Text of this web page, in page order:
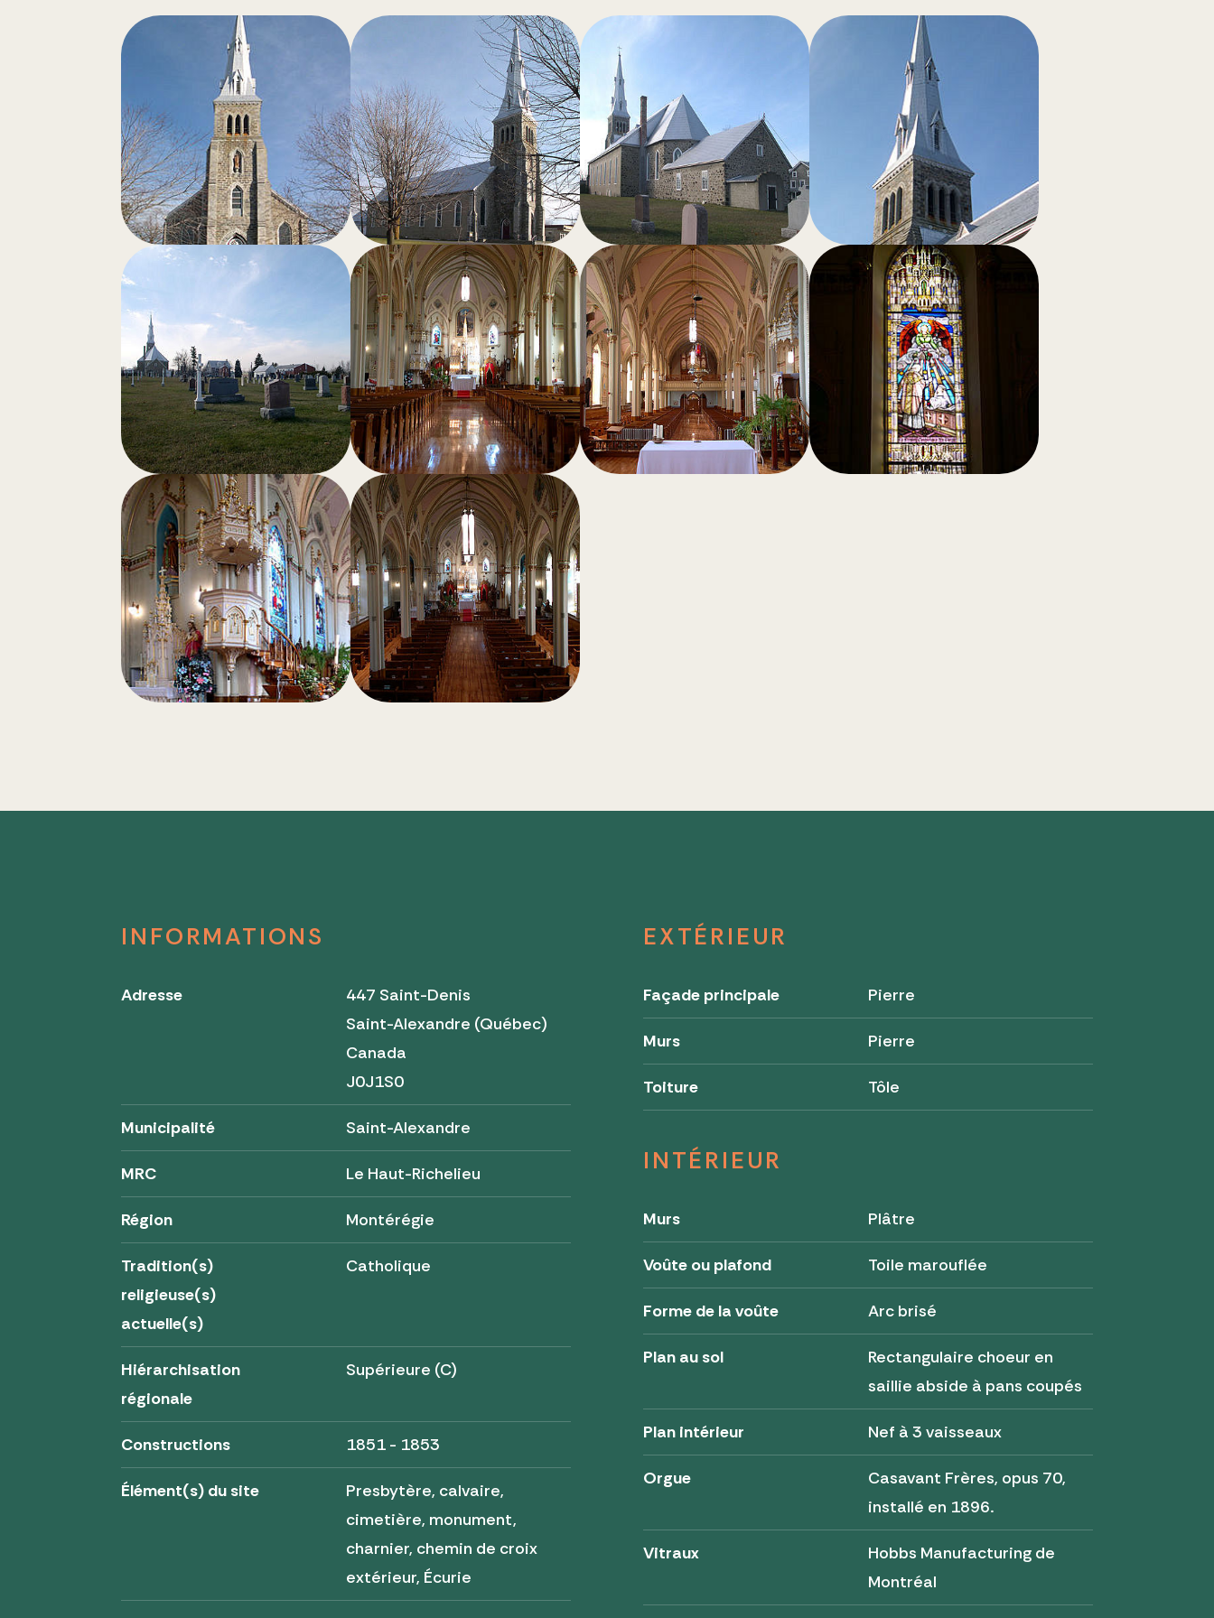
INFORMATIONS
Adresse
447 Saint-Denis
Saint-Alexandre (Québec)
Canada
J0J1S0
Municipalité Saint-Alexandre
MRC Le Haut-Richelieu
Région Montérégie
Tradition(s)
religieuse(s)
actuelle(s)
Catholique
Hiérarchisation
régionale
Supérieure (C)
Constructions 1851 - 1853
Élément(s) du site
Presbytère, calvaire,
cimetière, monument,
charnier, chemin de croix
extérieur, Écurie
EXTÉRIEUR
Façade principale Pierre
Murs Pierre
Toiture Tôle
INTÉRIEUR
Murs Plâtre
Voûte ou plafond Toile marouflée
Forme de la voûte Arc brisé
Plan au sol
Rectangulaire choeur en
saillie abside à pans coupés
Plan intérieur Nef à 3 vaisseaux
Orgue
Casavant Frères, opus 70,
installé en 1896.
Vitraux
Hobbs Manufacturing de
Montréal